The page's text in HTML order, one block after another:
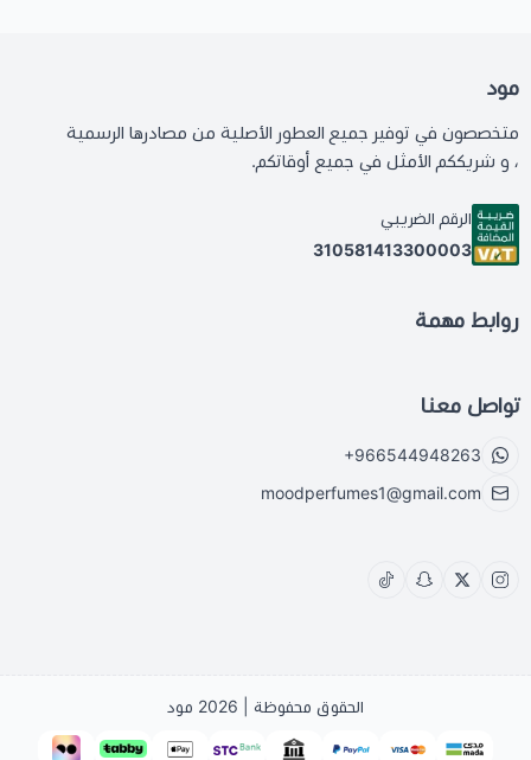
مود
متخصصون في توفير جميع العطور الأصلية من مصادرها الرسمية
، و شريككم الأمثل في جميع أوقاتكم.
الرقم الضريبي
310581413300003
روابط مهمة
تواصل معنا
+966544948263
moodperfumes1@gmail.com
الحقوق محفوظة | 2026 مود